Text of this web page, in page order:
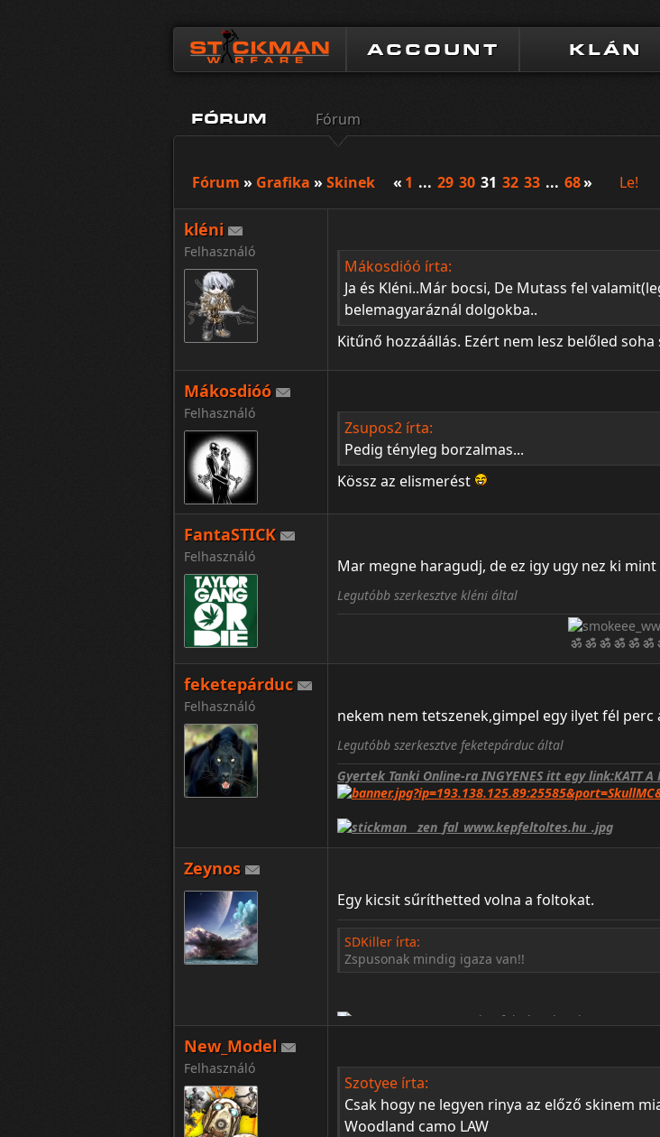
ACCOUNT KLÁN
FÓRUM Fórum
Fórum » Grafika » Skinek « 1 ... 29 30 31 32 33 ... 68» Le!
kléni
Felhasználó
Mákosdióó írta:
Ja és Kléni..Már bocsi, De Mutass fel
belemagyaráznál dolgokba..
Kitűnő hozzáállás. Ezért nem lesz belőled soha
Mákosdióó
Felhasználó
Zsupos2 írta:
Pedig tényleg borzalmas...
Kössz az elismerést
FantaSTICK
Felhasználó
Mar megne haragudj, de ez igy ugy nez ki mint
Legutóbb szerkesztve kléni által
ॐ ॐ ॐ ॐ ॐ ॐ
feketepárduc
Felhasználó
nekem nem tetszenek,gimpel egy ilyet fél
Legutóbb szerkesztve feketepárduc által
Gyertek Tanki Online-ra INGYENES itt egy link:KATT A
Zeynos
Egy kicsit sűríthetted volna a foltokat.
SDKiller írta:
Zspusonak mindig igaza van!!
New_Model
Felhasználó
Szotyee írta:
Csak hogy ne legyen rinya az előző skinem
Woodland camo LAW